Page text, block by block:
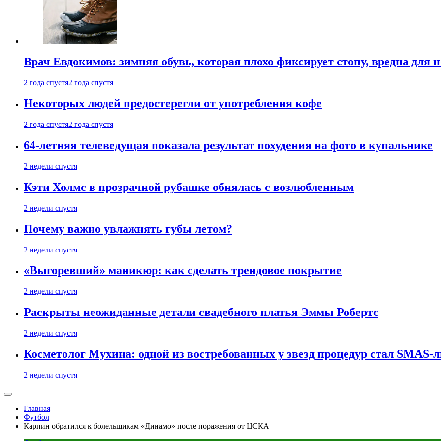
Врач Евдокимов: зимняя обувь, которая плохо фиксирует стопу, вредна для
2 года спустя2 года спустя
Некоторых людей предостерегли от употребления кофе
2 года спустя2 года спустя
64-летняя телеведущая показала результат похудения на фото в купальнике
2 недели спустя
Кэти Холмс в прозрачной рубашке обнялась с возлюбленным
2 недели спустя
Почему важно увлажнять губы летом?
2 недели спустя
«Выгоревший» маникюр: как сделать трендовое покрытие
2 недели спустя
Раскрыты неожиданные детали свадебного платья Эммы Робертс
2 недели спустя
Косметолог Мухина: одной из востребованных у звезд процедур стал SMAS-
2 недели спустя
Главная
Футбол
Карпин обратился к болельщикам «Динамо» после поражения от ЦСКА